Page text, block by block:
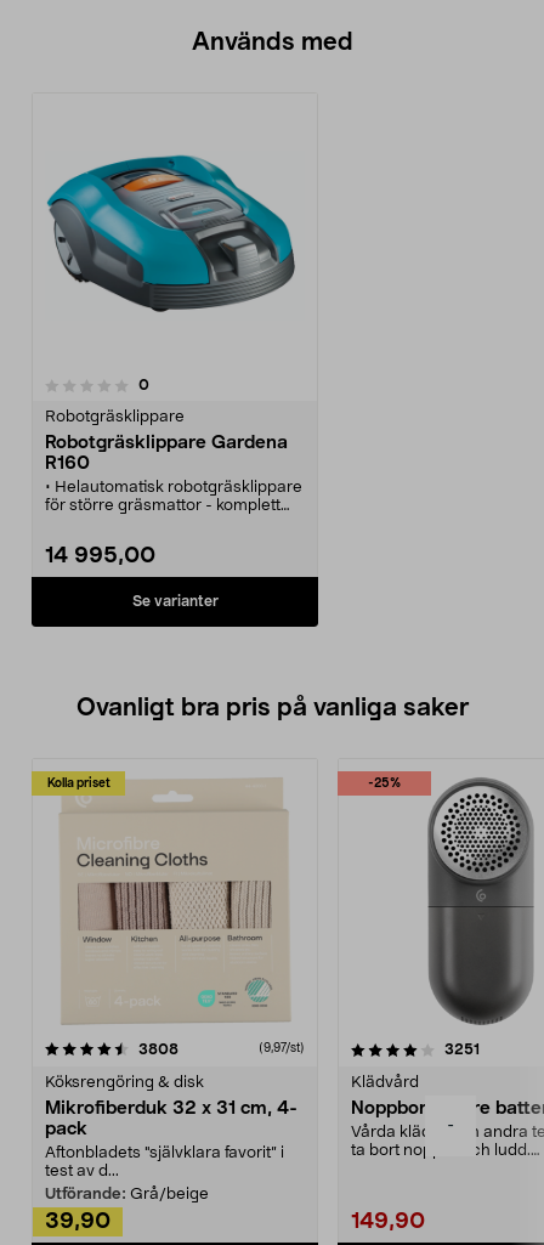
-
Används med
0recensioner
Robotgräsklippare
Robotgräsklippare Gardena
R160
• Helautomatisk robotgräsklippare
för större gräsmattor - komplett
skick.
• Daglig klippning med
rakbladsvassa knivar.
laddningsstationen.
14 995,00
Se varianter
Ovanligt bra pris på vanliga saker
Kolla priset
3808recensioner (9,97/st)
Köksrengöring & disk
Mikrofiberduk 32 x 31 cm, 4-
pack
Aftonbladets "självklara favorit” i
test av d...
Utförande: Grå/beige
39,90
-25%
4.0av 5 stjärnor 3251
Klädvård
Noppborttagare
Vårda kläder och andra
ta bort noppor och ludd.
149,90
4.5av 5 stjärnor